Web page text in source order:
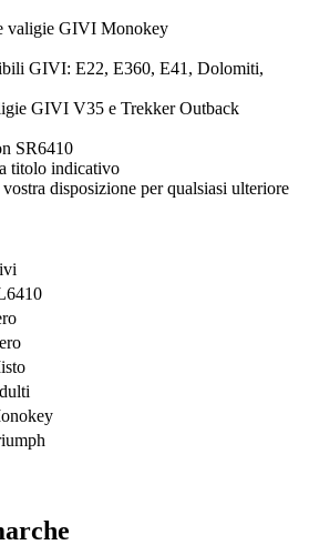
valigie GIVI Monokey
GIVI: E22, E360, E41, Dolomiti,
GIVI V35 e Trekker Outback
SR6410
titolo indicativo
disposizione per qualsiasi ulteriore